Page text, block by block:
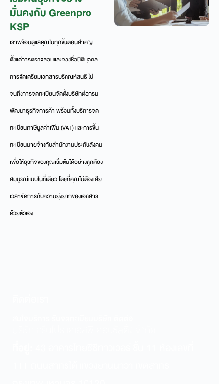
มั่นคงกับ Greenpro
KSP
เราพร้อมดูแลคุณในทุกขั้นตอนสำคัญ
ตั้งแต่การตรวจสอบและจองชื่อนิติบุคคล
การจัดเตรียมเอกสารบริคณห์สนธิ ไป
จนถึงการจดทะเบียนจัดตั้งบริษัทต่อกรม
พัฒนาธุรกิจการค้า พร้อมทั้งบริการจด
ทะเบียนภาษีมูลค่าเพิ่ม (VAT) และการขึ้น
ทะเบียนนายจ้างกับสำนักงานประกันสังคม
เพื่อให้ธุรกิจของคุณเริ่มต้นได้อย่างถูกต้อง
สมบูรณ์แบบในที่เดียว โดยที่คุณไม่ต้องเสีย
เวลาจัดการกับความยุ่งยากของเอกสาร
ด้วยตัวเอง